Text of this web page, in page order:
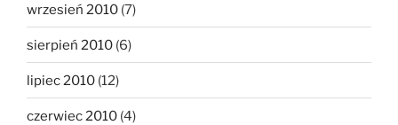
wrzesień 2010 (7)
sierpień 2010 (6)
lipiec 2010 (12)
czerwiec 2010 (4)